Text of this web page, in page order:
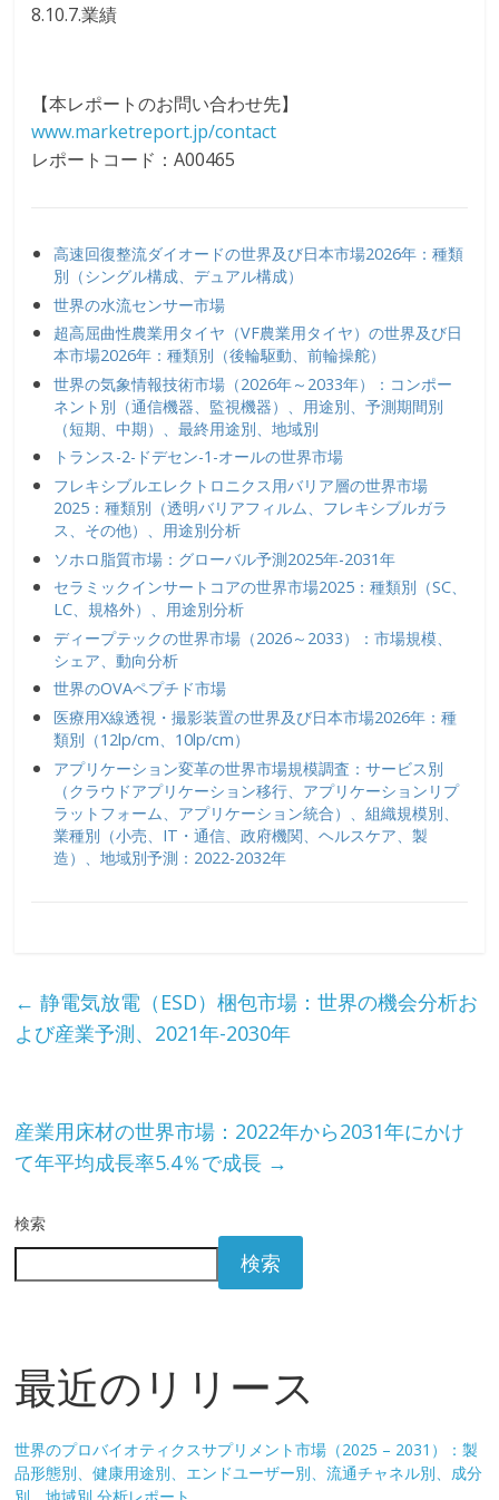
8.10.7.業績
【本レポートのお問い合わせ先】
www.marketreport.jp/contact
レポートコード：A00465
高速回復整流ダイオードの世界及び日本市場2026年：種類
別（シングル構成、デュアル構成）
世界の水流センサー市場
超高屈曲性農業用タイヤ（VF農業用タイヤ）の世界及び日
本市場2026年：種類別（後輪駆動、前輪操舵）
世界の気象情報技術市場（2026年～2033年）：コンポー
ネント別（通信機器、監視機器）、用途別、予測期間別
（短期、中期）、最終用途別、地域別
トランス-2-ドデセン-1-オールの世界市場
フレキシブルエレクトロニクス用バリア層の世界市場
2025：種類別（透明バリアフィルム、フレキシブルガラ
ス、その他）、用途別分析
ソホロ脂質市場：グローバル予測2025年-2031年
セラミックインサートコアの世界市場2025：種類別（SC、
LC、規格外）、用途別分析
ディープテックの世界市場（2026～2033）：市場規模、
シェア、動向分析
世界のOVAペプチド市場
医療用X線透視・撮影装置の世界及び日本市場2026年：種
類別（12lp/cm、10lp/cm）
アプリケーション変革の世界市場規模調査：サービス別
（クラウドアプリケーション移行、アプリケーションリプ
ラットフォーム、アプリケーション統合）、組織規模別、
業種別（小売、IT・通信、政府機関、ヘルスケア、製
造）、地域別予測：2022-2032年
← 静電気放電（ESD）梱包市場：世界の機会分析お
よび産業予測、2021年-2030年
産業用床材の世界市場：2022年から2031年にかけ
て年平均成長率5.4％で成長 →
検索
検索
最近のリリース
世界のプロバイオティクスサプリメント市場（2025 – 2031）：製
品形態別、健康用途別、エンドユーザー別、流通チャネル別、成分
別、地域別 分析レポート